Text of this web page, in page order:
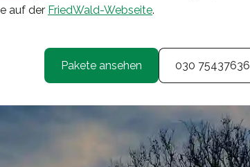
auf der FriedWald-Webseite.
Pakete ansehen 030 75437636